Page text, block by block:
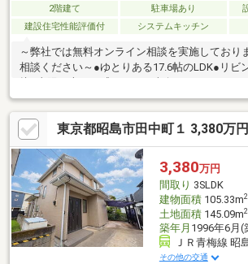
2階建て 駐車場あり
建設住宅性能評価付
システムキッチン
～弊社では無料オンライン相談を実施しており
相談ください～●ゆとりある17.6帖のLDK●リビ
赤色『見学予約』から。資料請求はオレンジ色
リック。直接のお問い合わせは03-6905-9710ま
ォンの方は右下青色の電話ボタンをクリック）■
のご案内（※見学予約より受付）ランチや仕事
住宅ローン相談やライフプランシュミレーショ
オンラインでの対応が可能となっております。
お電話でのやり取りも可能です。
東京都昭島市田中町１ 3,380万
3,380万円
間取り 3SLDK
建物面積105.33m2
土地面積145.09m2
築年月 1996年6月(
ＪＲ青梅線 昭
その他の交通